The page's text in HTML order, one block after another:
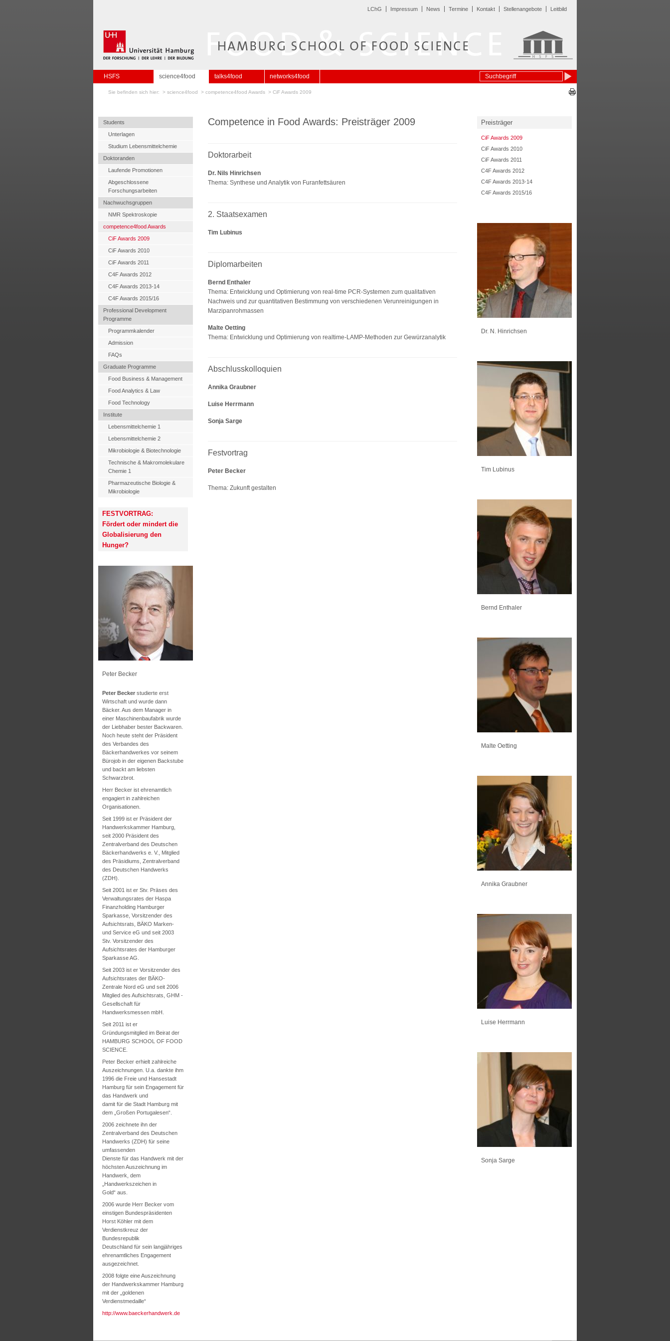
LChG Impressum News Termine Kontakt Stellenangebote Leitbild
HSFS science4food talks4food networks4food
Sie befinden sich hier: > science4food > competence4food Awards > CiF Awards 2009
Students
Unterlagen
Studium Lebensmittelchemie
Doktoranden
Laufende Promotionen
Abgeschlossene
Forschungsarbeiten
Nachwuchsgruppen
NMR Spektroskopie
competence4food Awards
CiF Awards 2009
CiF Awards 2010
CiF Awards 2011
C4F Awards 2012
C4F Awards 2013-14
C4F Awards 2015/16
Professional Development
Programme
Programmkalender
Admission
FAQs
Graduate Programme
Food Business & Management
Food Analytics & Law
Food Technology
Institute
Lebensmittelchemie 1
Lebensmittelchemie 2
Mikrobiologie & Biotechnologie
Technische & Makromolekulare
Chemie 1
Pharmazeutische Biologie &
Mikrobiologie
FESTVORTRAG:
Fördert oder mindert die
Globalisierung den
Hunger?
Peter Becker
Peter Becker studierte erst
Wirtschaft und wurde dann
Bäcker. Aus dem Manager in
einer Maschinenbaufabrik wurde
der Liebhaber bester Backwaren.
Noch heute steht der Präsident
des Verbandes des
Bäckerhandwerkes vor seinem
Bürojob in der eigenen Backstube
und backt am liebsten
Schwarzbrot.
Herr Becker ist ehrenamtlich
engagiert in zahlreichen
Organisationen.
Seit 1999 ist er Präsident der
Handwerkskammer Hamburg,
seit 2000 Präsident des
Zentralverband des Deutschen
Bäckerhandwerks e. V., Mitglied
des Präsidiums, Zentralverband
des Deutschen Handwerks
(ZDH).
Seit 2001 ist er Stv. Präses des
Verwaltungsrates der Haspa
Finanzholding Hamburger
Sparkasse, Vorsitzender des
Aufsichtsrats, BÄKO Marken-
und Service eG und seit 2003
Stv. Vorsitzender des
Aufsichtsrates der Hamburger
Sparkasse AG.
Seit 2003 ist er Vorsitzender des
Aufsichtsrates der BÄKO-
Zentrale Nord eG und seit 2006
Mitglied des Aufsichtsrats, GHM -
Gesellschaft für
Handwerksmessen mbH.
Seit 2011 ist er
Gründungsmitglied im Beirat der
HAMBURG SCHOOL OF FOOD
SCIENCE.
Peter Becker erhielt zahlreiche
Auszeichnungen. U.a. dankte ihm
1996 die Freie und Hansestadt
Hamburg für sein Engagement für
das Handwerk und
damit für die Stadt Hamburg mit
dem „Großen Portugalesen“.
2006 zeichnete ihn der
Zentralverband des Deutschen
Handwerks (ZDH) für seine
umfassenden
Dienste für das Handwerk mit der
höchsten Auszeichnung im
Handwerk, dem
„Handwerkszeichen in
Gold“ aus.
2006 wurde Herr Becker vom
einstigen Bundespräsidenten
Horst Köhler mit dem
Verdienstkreuz der
Bundesrepublik
Deutschland für sein langjähriges
ehrenamtliches Engagement
ausgezeichnet.
2008 folgte eine Auszeichnung
der Handwerkskammer Hamburg
mit der „goldenen
Verdienstmedaille“
http://www.baeckerhandwerk.de
Competence in Food Awards: Preisträger 2009
Doktorarbeit
Dr. Nils Hinrichsen
Thema: Synthese und Analytik von Furanfettsäuren
2. Staatsexamen
Tim Lubinus
Diplomarbeiten
Bernd Enthaler
Thema: Entwicklung und Optimierung von real-time PCR-Systemen zum qualitativen
Nachweis und zur quantitativen Bestimmung von verschiedenen Verunreinigungen in
Marzipanrohmassen
Malte Oetting
Thema: Entwicklung und Optimierung von realtime-LAMP-Methoden zur Gewürzanalytik
Abschlusskolloquien
Annika Graubner
Luise Herrmann
Sonja Sarge
Festvortrag
Peter Becker
Thema: Zukunft gestalten
Preisträger
CiF Awards 2009
CiF Awards 2010
CiF Awards 2011
C4F Awards 2012
C4F Awards 2013-14
C4F Awards 2015/16
Dr. N. Hinrichsen
Tim Lubinus
Bernd Enthaler
Malte Oetting
Annika Graubner
Luise Herrmann
Sonja Sarge